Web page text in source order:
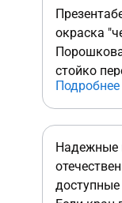
окраска
стойко
На
марких
Подробнее
Надежные